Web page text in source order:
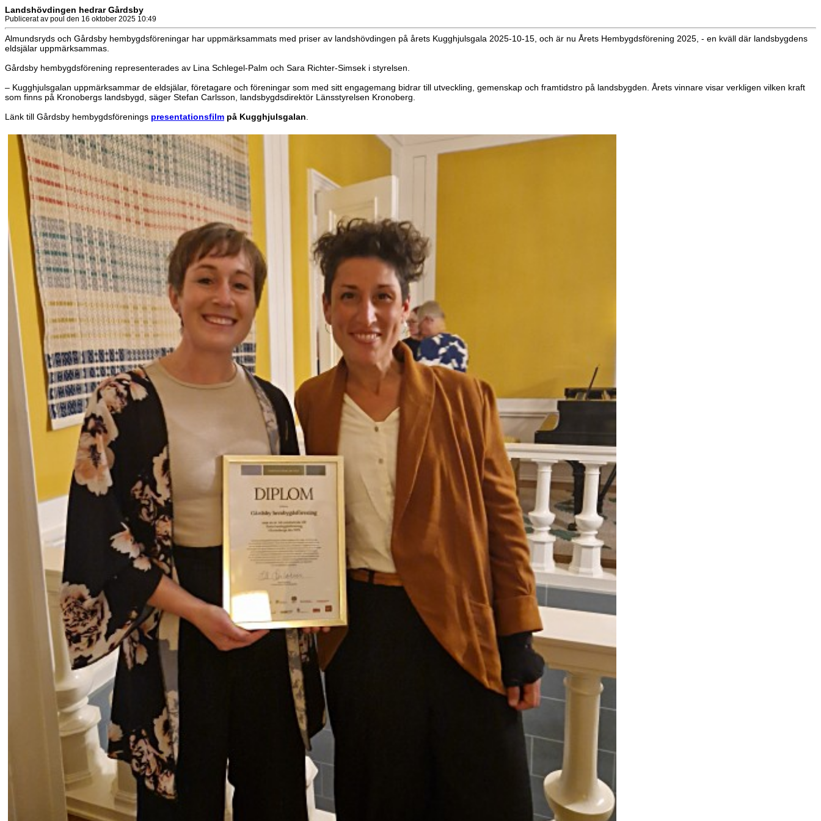
Landshövdingen hedrar Gårdsby
Publicerat av poul den 16 oktober 2025 10:49
Almundsryds och Gårdsby hembygdsföreningar har uppmärksammats med priser av landshövdingen på årets Kugghjulsgala 2025-10-15, och är nu Årets Hembygdsförening 2025, - en kväll där landsbygdens
eldsjälar uppmärksammas.
Gårdsby hembygdsförening representerades av Lina Schlegel-Palm och Sara Richter-Simsek i styrelsen.
– Kugghjulsgalan uppmärksammar de eldsjälar, företagare och föreningar som med sitt engagemang bidrar till utveckling, gemenskap och framtidstro på landsbygden. Årets vinnare visar verkligen vilken kraft
som finns på Kronobergs landsbygd, säger Stefan Carlsson, landsbygdsdirektör Länsstyrelsen Kronoberg.
Länk till Gårdsby hembygdsförenings presentationsfilm på Kugghjulsgalan